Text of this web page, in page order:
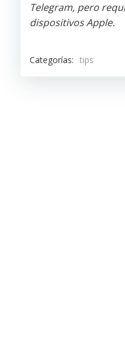
Telegram, pero
dispositivos Apple.
Categorías: tips